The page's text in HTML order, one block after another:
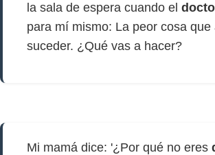
la sala de espera cuando el
para mí mismo: La peor cosa que
suceder. ¿Qué vas a hacer?
Mi mamá dice: '¿Por qué no eres